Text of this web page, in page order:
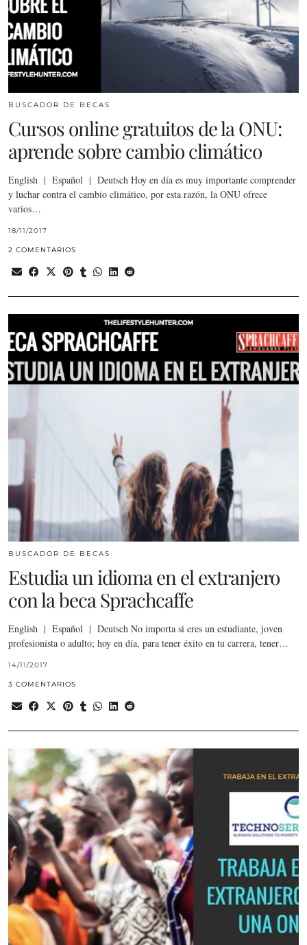
BUSCADOR DE BECAS
Cursos online gratuitos de la ONU:
aprende sobre cambio climático
English | Español | Deutsch Hoy en día es muy importante comprender
y luchar contra el cambio climático, por esta razón, la ONU ofrece
varios…
18/11/2017
2 COMENTARIOS
BUSCADOR DE BECAS
Estudia un idioma en el extranjero
con la beca Sprachcaffe
English | Español | Deutsch No importa si eres un estudiante, joven
profesionista o adulto; hoy en día, para tener éxito en tu carrera, tener…
14/11/2017
3 COMENTARIOS